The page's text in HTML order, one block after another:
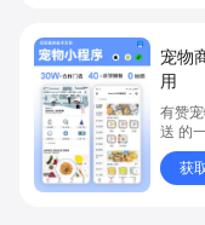
宠物
用
有赞
送 的
获